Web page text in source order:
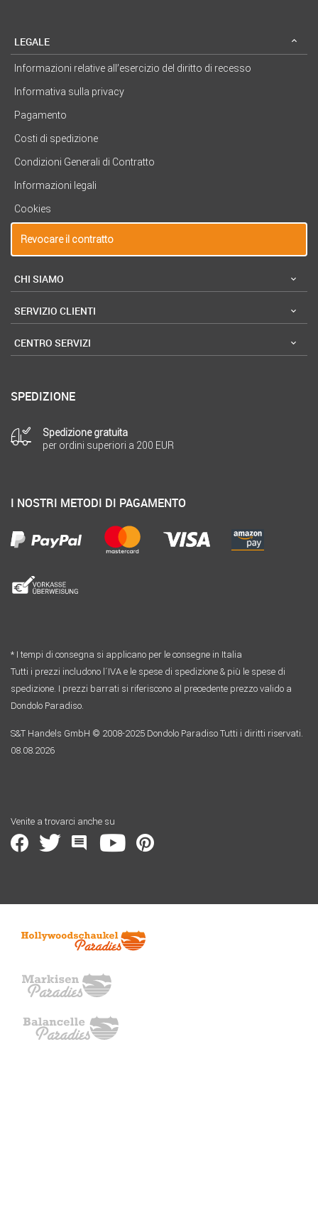
LEGALE
Informazioni relative all’esercizio del diritto di recesso
Informativa sulla privacy
Pagamento
Costi di spedizione
Condizioni Generali di Contratto
Informazioni legali
Cookies
Revocare il contratto
CHI SIAMO
SERVIZIO CLIENTI
CENTRO SERVIZI
SPEDIZIONE
Spedizione gratuita
per ordini superiori a 200 EUR
I NOSTRI METODI DI PAGAMENTO
* I tempi di consegna si applicano per le consegne in Italia
Tutti i prezzi includono l´IVA e le spese di spedizione & più le spese di
spedizione. I prezzi barrati si riferiscono al precedente prezzo valido a
Dondolo Paradiso.
S&T Handels GmbH © 2008-2025 Dondolo Paradiso Tutti i diritti riservati.
08.08.2026
Venite a trovarci anche su